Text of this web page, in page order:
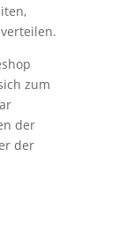
zum
der
der